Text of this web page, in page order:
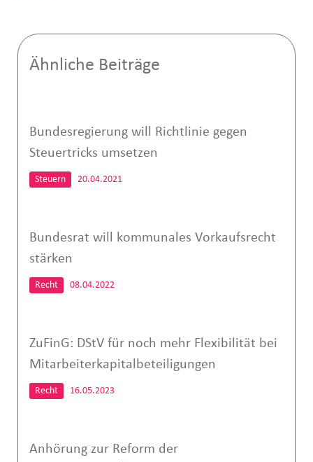
Ähnliche Beiträge
Bundesregierung will Richtlinie gegen
Steuertricks umsetzen
Steuern 20.04.2021
Bundesrat will kommunales Vorkaufsrecht
stärken
Recht 08.04.2022
ZuFinG: DStV für noch mehr Flexibilität bei
Mitarbeiterkapitalbeteiligungen
Recht 16.05.2023
Anhörung zur Reform der